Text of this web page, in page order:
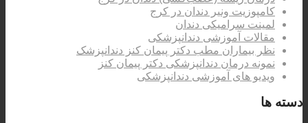
کامپوزیت ونیر دندان در کرج
لمینت سرامیکی دندان
مقالات آموزشی دندانپزشکی
نظر بیماران مطب دکتر پیمان کنز دندانپزشک
نمونه درمان دندانپزشکی دکتر پیمان کنز
ویدیو های آموزشی دندانپزشکی
دسته ها